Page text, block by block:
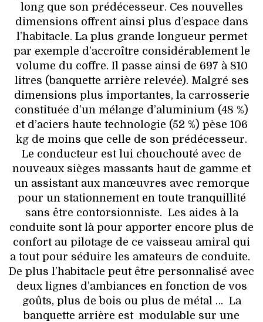
long que son prédécesseur. Ces nouvelles
dimensions offrent ainsi plus d’espace dans
l’habitacle. La plus grande longueur permet
par exemple d’accroître considérablement le
volume du coffre. Il passe ainsi de 697 à 810
litres (banquette arrière relevée). Malgré ses
dimensions plus importantes, la carrosserie
constituée d’un mélange d’aluminium (48 %)
et d’aciers haute technologie (52 %) pèse 106
kg de moins que celle de son prédécesseur.
Le conducteur est lui chouchouté avec de
nouveaux sièges massants haut de gamme et
un assistant aux manœuvres avec remorque
pour un stationnement en toute tranquillité
sans être contorsionniste. Les aides à la
conduite sont là pour apporter encore plus de
confort au pilotage de ce vaisseau amiral qui
a tout pour séduire les amateurs de conduite.
De plus l’habitacle peut être personnalisé avec
deux lignes d’ambiances en fonction de vos
goûts, plus de bois ou plus de métal … La
banquette arrière est modulable sur une